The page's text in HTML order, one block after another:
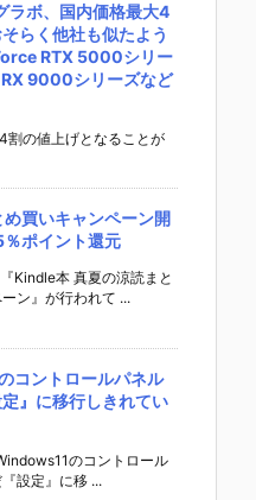
ラボ、国内価格最大4
らく他社も似たよう
RTX 5000シリー
9000シリーズなど
の値上げとなることが
買いキャンペーン開
ポイント還元
Kindle本 真夏の涼読まと
ン』が行われて ...
コントロールパネル
』に移行しきれてい
のコントロール
設定』に移 ...